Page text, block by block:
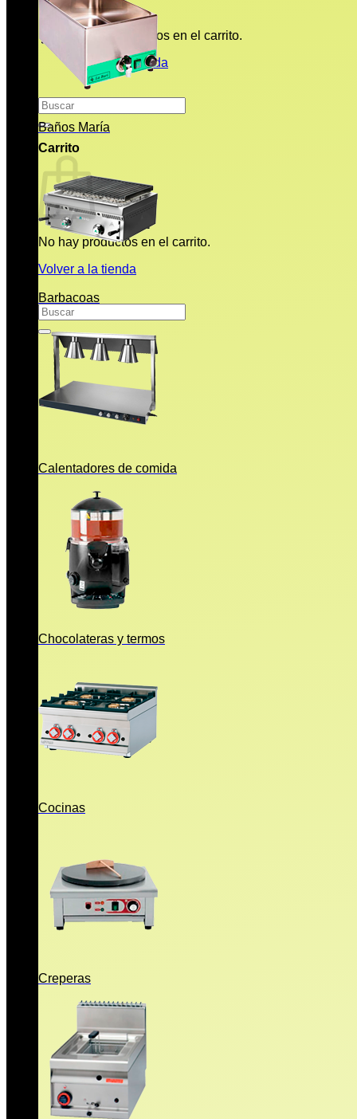
No hay productos en el carrito.
Volver a la tienda
Buscar
por:
Carrito
No hay productos en el carrito.
Volver a la tienda
Buscar
por:
Baños María
Barbacoas
Calentadores de comida
Chocolateras y termos
Cocinas
Creperas